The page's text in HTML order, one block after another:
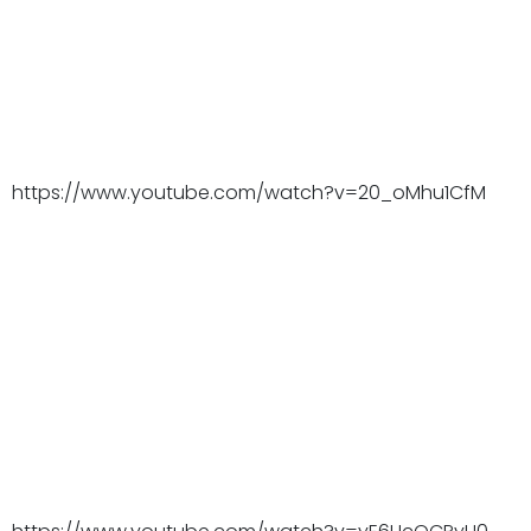
https://www.youtube.com/watch?v=20_oMhu1CfM